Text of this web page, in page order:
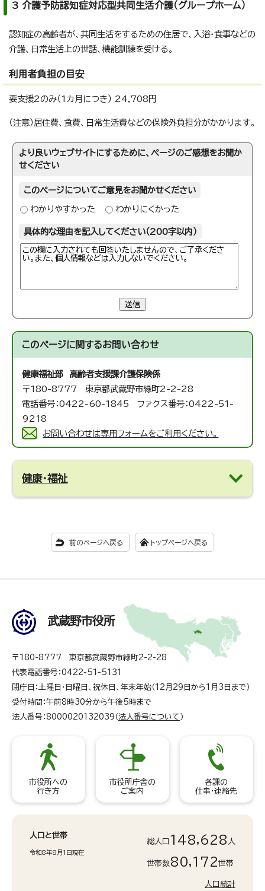
3 介護予防認知症対応型共同生活介護（グループホーム）
認知症の高齢者が、共同生活をするための住居で、入浴・食事などの
介護、日常生活上の世話、機能訓練を受ける。
利用者負担の目安
要支援2のみ（1カ月につき） 24,708円
（注意）居住費、食費、日常生活費などの保険外負担分がかかります。
より良いウェブサイトにするために、ページのご感想をお聞か
せください
このページについてご意見をお聞かせください
わかりやすかった わかりにくかった
具体的な理由を記入してください（200字以内）
送信
このページに関するお問い合わせ
健康福祉部 高齢者支援課介護保険係
〒180-8777 東京都武蔵野市緑町2-2-28
電話番号：0422-60-1845 ファクス番号：0422-51-
9218
お問い合わせは専用フォームをご利用ください。
健康・福祉
前のページへ戻る トップページへ戻る
武蔵野市役所
〒180-8777 東京都武蔵野市緑町2-2-28
代表電話番号：0422-51-5131
閉庁日：土曜日・日曜日、祝休日、年末年始（12月29日から1月3日まで）
受付時間：午前8時30分から午後5時まで
法人番号：8000020132039（ 法人番号について ）
市役所への
行き方
市役所庁舎の
ご案内
各課の
仕事・連絡先
人口と世帯
令和8年8月1日現在
総人口 148,628 人
世帯数80,172世帯
人口統計